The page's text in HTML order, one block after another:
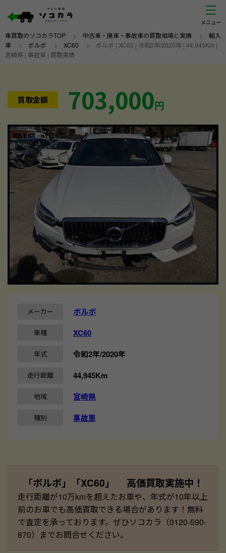
車買取のソコカラTOP > 中古車・廃車・事故車の買取相場と実績 > 輸入
車 > ボルボ > XC60 > ボルボ | XC60 | 令和2年/2020年 | 44,945Km |
宮崎県 | 事故車 | 買取実績
買取金額 703,000円
メーカー ボルボ
車種 XC60
年式 令和2年/2020年
走行距離 44,945Km
地域 宮崎県
種別 事故車
「ボルボ」「XC60」 高価買取実施中！
走行距離が10万kmを超えたお車や、年式が10年以上
前のお車でも高価買取できる場合があります！無料
で査定を承っております。ぜひソコカラ（0120-590-
870）までお問合せください。